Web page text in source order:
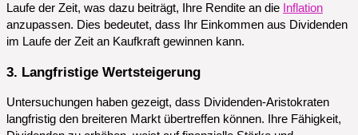
Laufe der Zeit, was dazu beiträgt, Ihre Rendite an die Inflation
anzupassen. Dies bedeutet, dass Ihr Einkommen aus Dividenden
im Laufe der Zeit an Kaufkraft gewinnen kann.
3. Langfristige Wertsteigerung
Untersuchungen haben gezeigt, dass Dividenden-Aristokraten
langfristig den breiteren Markt übertreffen können. Ihre Fähigkeit,